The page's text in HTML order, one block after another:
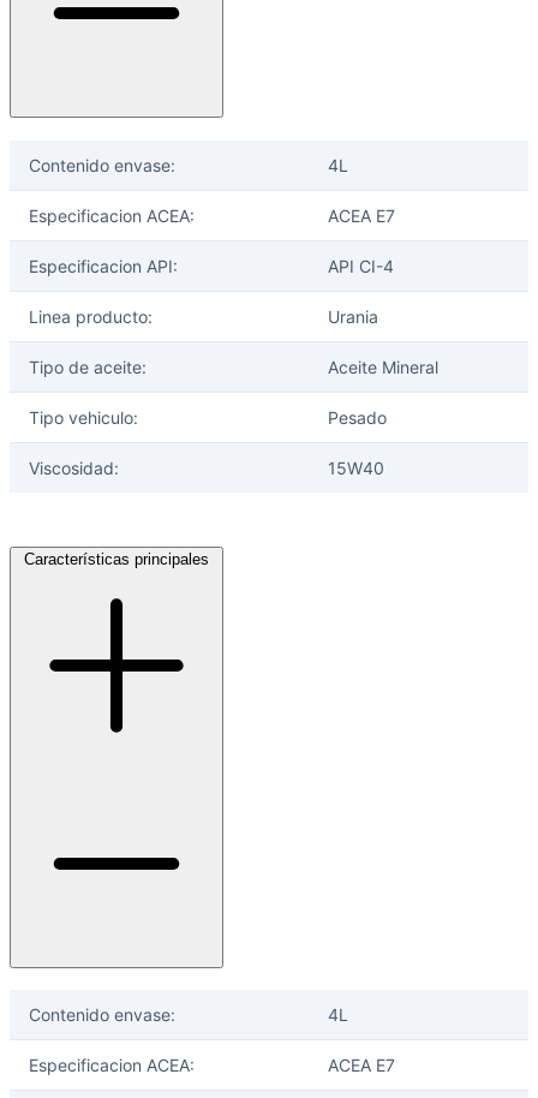
Contenido envase: 4L
Especificacion ACEA: ACEA E7
Especificacion API: API CI-4
Linea producto: Urania
Tipo de aceite: Aceite Mineral
Tipo vehiculo: Pesado
Viscosidad: 15W40
Características principales
Contenido envase: 4L
Especificacion ACEA: ACEA E7